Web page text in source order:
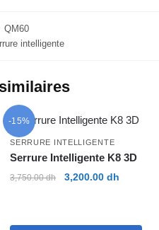
QM60
intelligente
-15%
SERRURE INTELLIGENTE
Serrure Intelligente K8 3D
3,750.00dh
Le
était :
3,200.00dh
est :